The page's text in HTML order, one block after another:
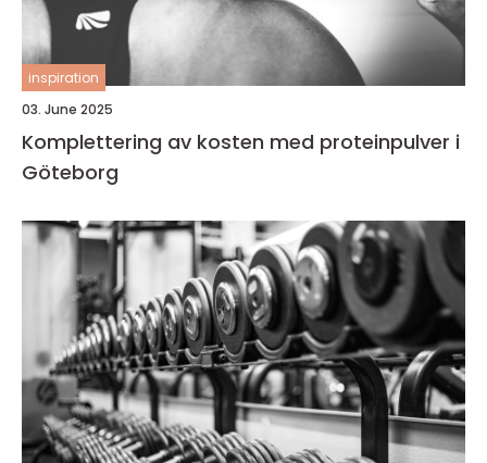
inspiration
03. June 2025
Komplettering av kosten med proteinpulver i
Göteborg